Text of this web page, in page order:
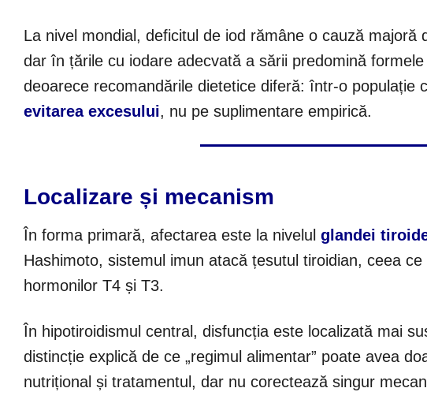
La nivel mondial, deficitul de iod rămâne o cauză
dar în țările cu iodare adecvată a sării predomină
deoarece recomandările dietetice diferă: într-o populație
evitarea excesului, nu pe suplimentare empirică.
Localizare și mecanism
În forma primară, afectarea este la nivelul glandei
Hashimoto, sistemul imun atacă țesutul tiroidian, ceea
hormonilor T4 și T3.
În hipotiroidismul central, disfuncția este localizată mai
distincție explică de ce „regimul alimentar” poate avea
nutrițional și tratamentul, dar nu corectează singur